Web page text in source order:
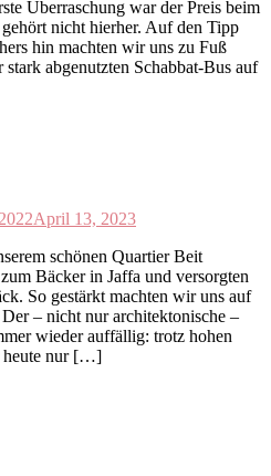
Überraschung war der Preis beim
nicht hierher. Auf den Tipp
hin machten wir uns zu Fuß
abgenutzten Schabbat-Bus auf
April 13, 2023
schönen Quartier Beit
Bäcker in Jaffa und versorgten
So gestärkt machten wir uns auf
– nicht nur architektonische –
wieder auffällig: trotz hohen
heute nur […]